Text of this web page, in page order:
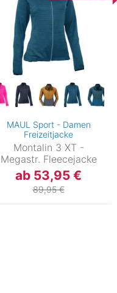
MAUL Sport - Damen
Freizeitjacke
Montalin 3 XT -
Megastr. Fleecejacke
ab 53,95 €
89,95 €